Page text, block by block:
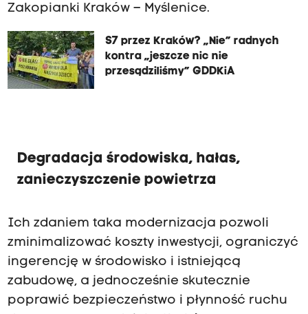
Zakopianki Kraków – Myślenice.
S7 przez Kraków? „Nie” radnych
kontra „jeszcze nic nie
przesądziliśmy” GDDKiA
Degradacja środowiska, hałas,
zanieczyszczenie powietrza
Ich zdaniem taka modernizacja pozwoli
zminimalizować koszty inwestycji, ograniczyć
ingerencję w środowisko i istniejącą
zabudowę, a jednocześnie skutecznie
poprawić bezpieczeństwo i płynność ruchu